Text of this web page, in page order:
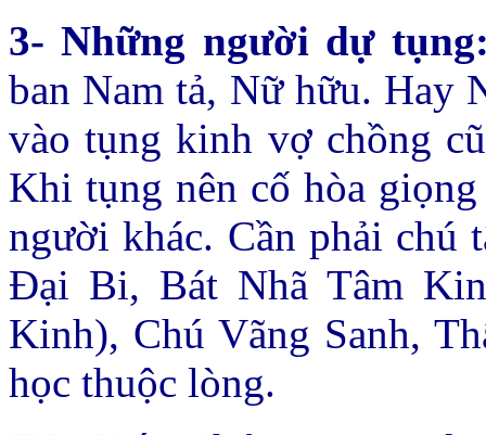
3- Những người dự
ban Nam tả, Nữ hữu. Hay
vào tụng kinh vợ chồng
Khi tụng nên cố hòa
người khác. Cần phải chú
Ðại Bi, Bát Nhã Tâm
Kinh), Chú Vãng Sanh,
học thuộc lòng.